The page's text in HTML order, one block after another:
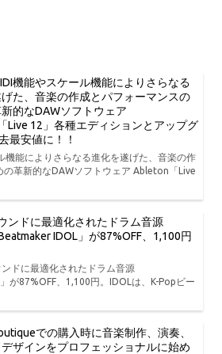
機能やスケール機能によりさらなる
た、音楽の作成とパフォーマンスの
的なDAWソフトウェア
Live 12」各種エディションとアップグ
最安値に！！
機能によりさらなる進化を遂げた、音楽の作
の革新的なDAWソフトウェア Ableton「Live
ンドに最適化されたドラム音源
IDOL」が87%OFF、1,100円
ドに最適化されたドラム音源
が87%OFF、1,100円。IDOLは、K-Popビー
での購入時に音楽制作、演奏、
ザインをプロフェッショナルに始め